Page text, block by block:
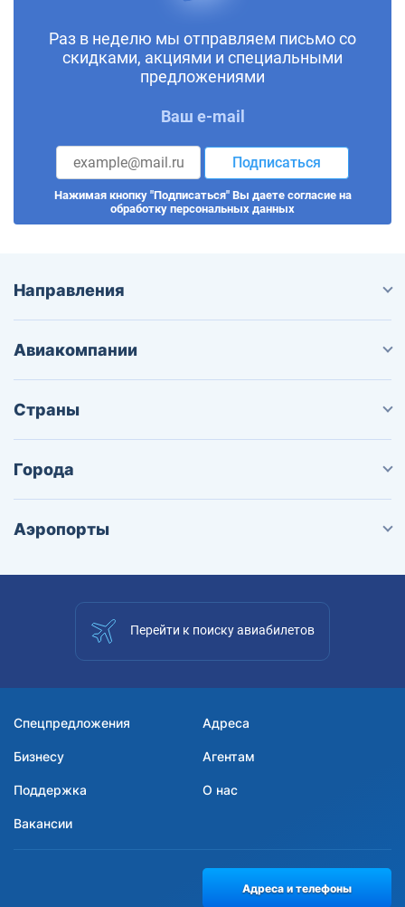
Раз в неделю мы отправляем письмо со
скидками, акциями и специальными
предложениями
Ваш e-mail
Подписаться
Нажимая кнопку "Подписаться" Вы даете согласие на
обработку персональных данных
Направления
Авиакомпании
Страны
Города
Аэропорты
Перейти к поиску авиабилетов
Спецпредложения Адреса
Бизнесу Агентам
Поддержка О нас
Вакансии
Адреса и телефоны